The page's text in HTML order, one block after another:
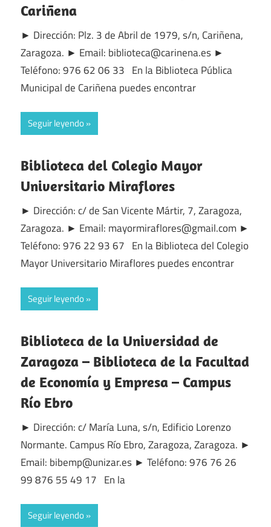
Cariñena
► Dirección: Plz. 3 de Abril de 1979, s/n, Cariñena,
Zaragoza. ► Email: biblioteca@carinena.es ►
Teléfono: 976 62 06 33 En la Biblioteca Pública
Municipal de Cariñena puedes encontrar
Seguir leyendo
Biblioteca del Colegio Mayor
Universitario Miraflores
► Dirección: c/ de San Vicente Mártir, 7, Zaragoza,
Zaragoza. ► Email: mayormiraflores@gmail.com ►
Teléfono: 976 22 93 67 En la Biblioteca del Colegio
Mayor Universitario Miraflores puedes encontrar
Seguir leyendo
Biblioteca de la Universidad de
Zaragoza – Biblioteca de la Facultad
de Economía y Empresa – Campus
Río Ebro
► Dirección: c/ María Luna, s/n, Edificio Lorenzo
Normante. Campus Río Ebro, Zaragoza, Zaragoza. ►
Email: bibemp@unizar.es ► Teléfono: 976 76 26
99 876 55 49 17 En la
Seguir leyendo